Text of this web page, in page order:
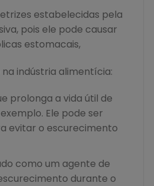
estabelecidas pela
pois ele pode causar
estomacais,
indústria alimentícia:
prolonga a vida útil de
Ele pode ser
evitar o escurecimento
como um agente de
durante o